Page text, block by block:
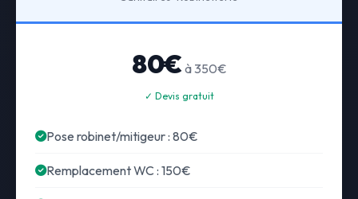
80€ à 350€
✓ Devis gratuit
Pose robinet/mitigeur : 80€
Remplacement WC : 150€